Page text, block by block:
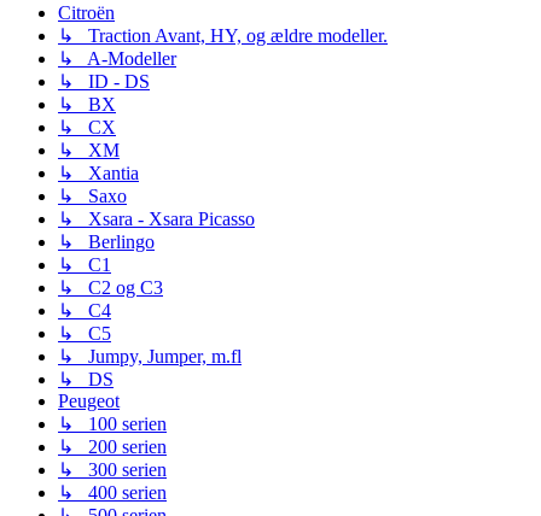
Citroën
↳ Traction Avant, HY, og ældre modeller.
↳ A-Modeller
↳ ID - DS
↳ BX
↳ CX
↳ XM
↳ Xantia
↳ Saxo
↳ Xsara - Xsara Picasso
↳ Berlingo
↳ C1
↳ C2 og C3
↳ C4
↳ C5
↳ Jumpy, Jumper, m.fl
↳ DS
Peugeot
↳ 100 serien
↳ 200 serien
↳ 300 serien
↳ 400 serien